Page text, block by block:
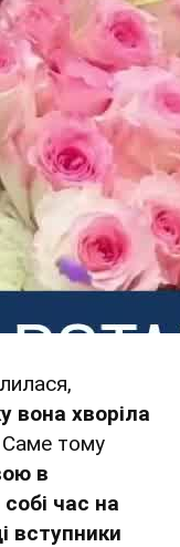
вона хворіла
Саме тому
в
час на
вступники